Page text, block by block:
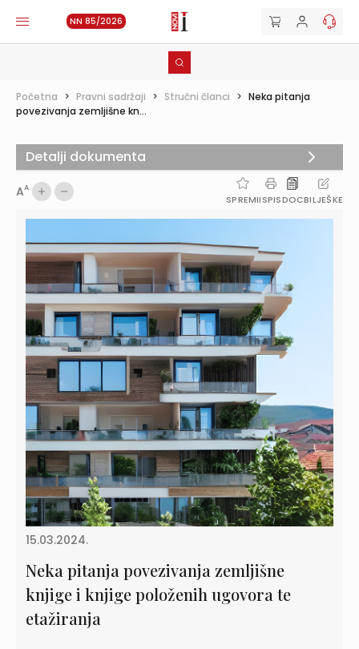
NN 85/2026
Početna > Pravni sadržaji > Stručni članci > Neka pitanja
povezivanja zemljišne kn...
AA
SPREMIISPISDOCBILJEŠKE
15.03.2024.
Neka pitanja povezivanja zemljišne
knjige i knjige položenih ugovora te
etažiranja
Detalji dokumenta